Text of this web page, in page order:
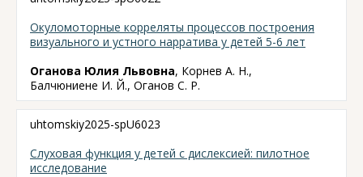
Окуломоторные корреляты процессов построения
визуального и устного нарратива у детей 5-6 лет
Оганова Юлия Львовна, Корнев А. Н.,
Балчюниене И. Й., Оганов С. Р.
uhtomskiy2025-spU6023
Слуховая функция у детей с дислексией: пилотное
исследование